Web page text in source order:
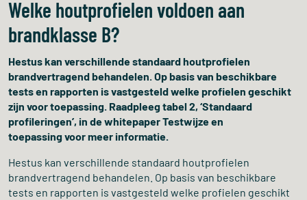
Welke houtprofielen voldoen aan
brandklasse B?
Hestus kan verschillende standaard houtprofielen
brandvertragend behandelen. Op basis van beschikbare
tests en rapporten is vastgesteld welke profielen geschikt
zijn voor toepassing. Raadpleeg tabel 2, ‘Standaard
profileringen’, in de whitepaper Testwijze en
toepassing voor meer informatie.
Hestus kan verschillende standaard houtprofielen
brandvertragend behandelen. Op basis van beschikbare
tests en rapporten is vastgesteld welke profielen geschikt